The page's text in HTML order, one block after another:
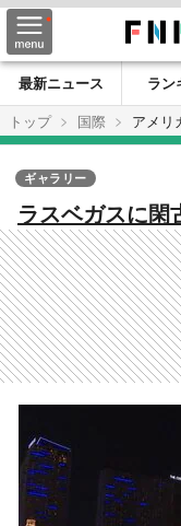
最新ニュース ラン
トップ
国際 アメリ
ラスベガスに閑
界に「トランプ
人客が激減「51
ギャラリー